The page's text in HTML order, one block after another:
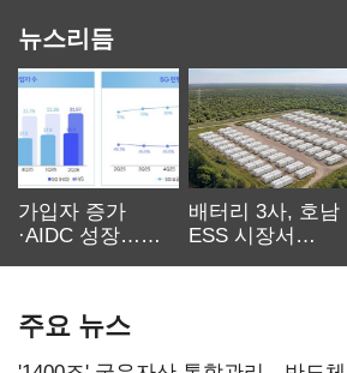
뉴스리듬
가입자 증가
·AIDC 성장…
배터리 3사, 호남
ESS 시장서
주요 뉴스